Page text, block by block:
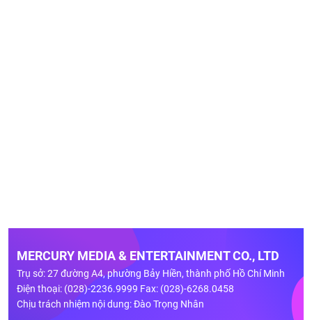
MERCURY MEDIA & ENTERTAINMENT CO., LTD
Trụ sở: 27 đường A4, phường Bảy Hiền, thành phố Hồ Chí Minh
Điện thoại: (028)-2236.9999 Fax: (028)-6268.0458
Chịu trách nhiệm nội dung: Đào Trọng Nhân